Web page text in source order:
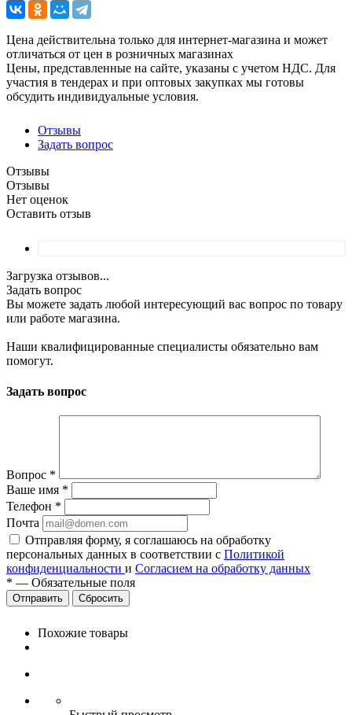
Цена действительна только для интернет-магазина и может
отличаться от цен в розничных магазинах
Цены, представленные на сайте, указаны с учетом НДС. Для
участия в тендерах и при оптовых закупках мы готовы
обсудить индивидуальные условия.
Отзывы
Задать вопрос
Отзывы
Отзывы
Нет оценок
Оставить отзыв
Загрузка отзывов...
Задать вопрос
Вы можете задать любой интересующий вас вопрос по товару
или работе магазина.
Наши квалифицированные специалисты обязательно вам
помогут.
Задать вопрос
Вопрос *
Ваше имя *
Телефон *
Почта
Отправляя форму, я соглашаюсь на обработку
персональных данных в соответствии с Политикой
конфиденциальности и Согласием на обработку данных
* — Обязательные поля
Сбросить
Похожие товары